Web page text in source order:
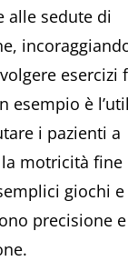
alle sedute di
esercizi
esempio è
i pazienti a
motricità fine
giochi
precisione e